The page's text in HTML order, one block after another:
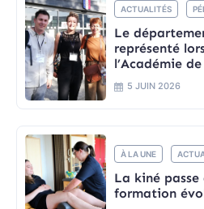
ACTUALITÉS
Le
représenté
l’Académie
5 JUIN 2026
À LA UNE
La kiné
formation